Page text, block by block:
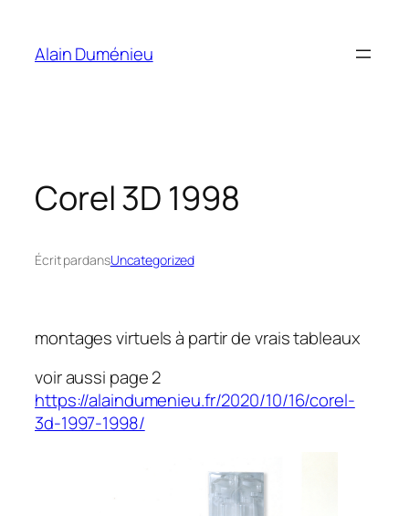
contenu
Alain Duménieu
Corel 3D 1998
Écrit pardansUncategorized
montages virtuels à partir de vrais tableaux
voir aussi page 2
https://alaindumenieu.fr/2020/10/16/corel-
3d-1997-1998/